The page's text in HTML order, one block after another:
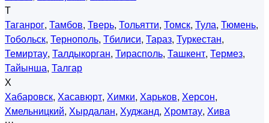
Т
Таганрог, Тамбов, Тверь, Тольятти, Томск, Тула, Тюмень,
Тобольск, Тернополь, Тбилиси, Тараз, Туркестан,
Темиртау, Талдыкорган, Тирасполь, Ташкент, Термез,
Тайынша, Талгар
Х
Хабаровск, Хасавюрт, Химки, Харьков, Херсон,
Хмельницкий, Хырдалан, Худжанд, Хромтау, Хива